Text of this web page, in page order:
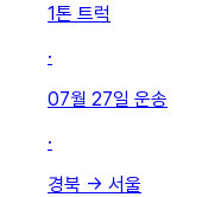
1톤 트럭
·
07월 27일 운송
·
경북 → 서울